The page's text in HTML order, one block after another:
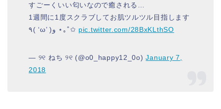
すごーくいい匂いなので癒される…
1週間に1度スクラブしてお肌ツルツル目指します
٩( ‘ω’ )و ⋆｡˚✩ pic.twitter.com/28BxKLthSO
— ୨୧ ねち ୨୧ (@o0_happy12_0o)January 7,
2018